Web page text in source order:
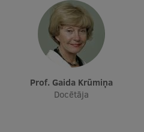
partneri
Prof. Gaida Krūmiņa
Docētāja